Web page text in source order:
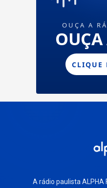
A rádio paulista ALPHA